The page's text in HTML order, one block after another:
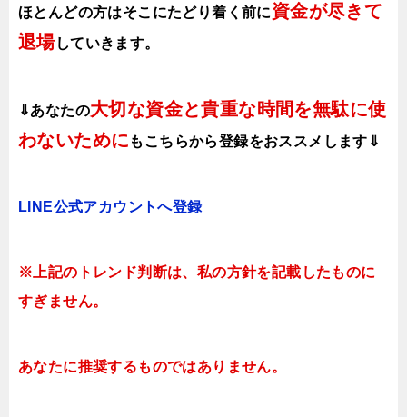
ほとんどの方はそこにたどり着く前に資金が尽きて
退場していきます。
⇓あなたの大切な資金と貴重な時間を無駄に使
わないために も こちらから登録をおススメします⇓
LINE公式アカウントへ登録
※上記のトレンド判断は、私の方針を記載したものに
すぎません。
あなたに推奨するものではありません。